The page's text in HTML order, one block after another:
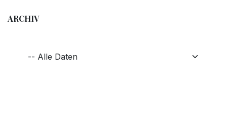
ARCHIV